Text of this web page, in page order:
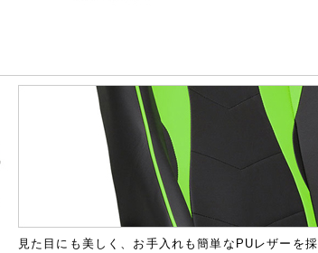
見た目にも美しく、お手入れも簡単なPUレザーを採